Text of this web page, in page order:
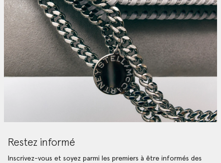
Restez informé
Inscrivez-vous et soyez parmi les premiers à être informés des